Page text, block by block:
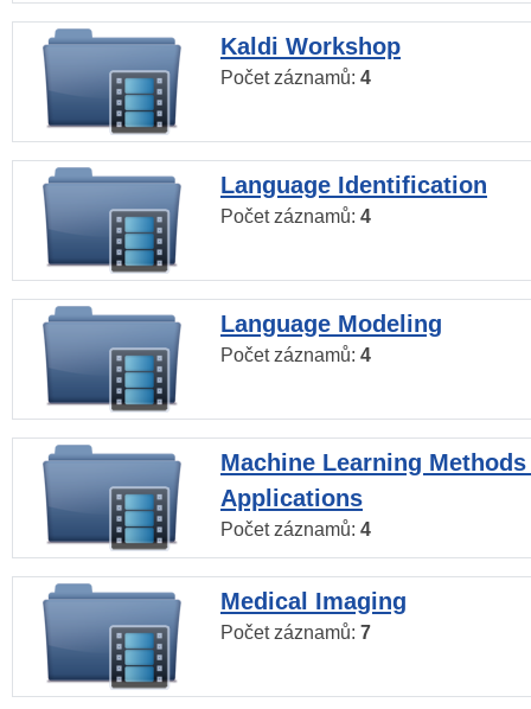
Kaldi Workshop
Počet záznamů: 4
Language Identification
Počet záznamů: 4
Language Modeling
Počet záznamů: 4
Machine Learning
Applications
Počet záznamů: 4
Medical Imaging
Počet záznamů: 7